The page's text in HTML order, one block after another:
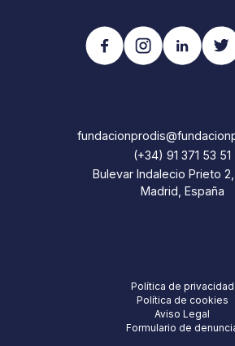
(+34) 91 371 53 51
Bulevar Indalecio Prieto
Madrid, España
Política de privacidad
Política de cookies
Aviso Legal
Formulario de